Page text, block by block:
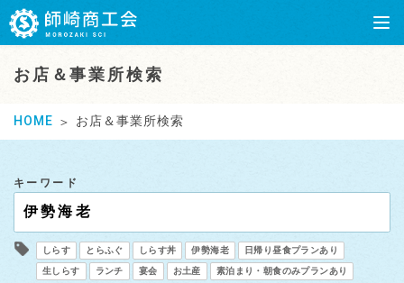
お店＆事業所検索
HOME お店＆事業所検索
キーワード
しらす とらふぐ しらす丼 伊勢海老 日帰り昼食プランあり
生しらす ランチ 宴会 お土産 素泊まり・朝食のみプランあり